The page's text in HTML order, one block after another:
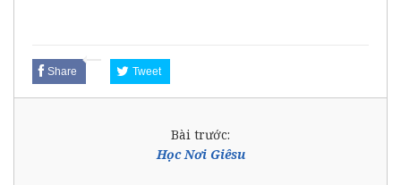
Share Tweet
Bài trước:
Học Nơi Giêsu